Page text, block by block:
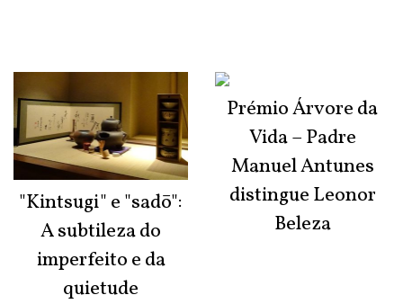
"Kintsugi" e "sadō":
A subtileza do
imperfeito e da
quietude
Prémio Árvore da
Vida – Padre
Manuel Antunes
distingue Leonor
Beleza